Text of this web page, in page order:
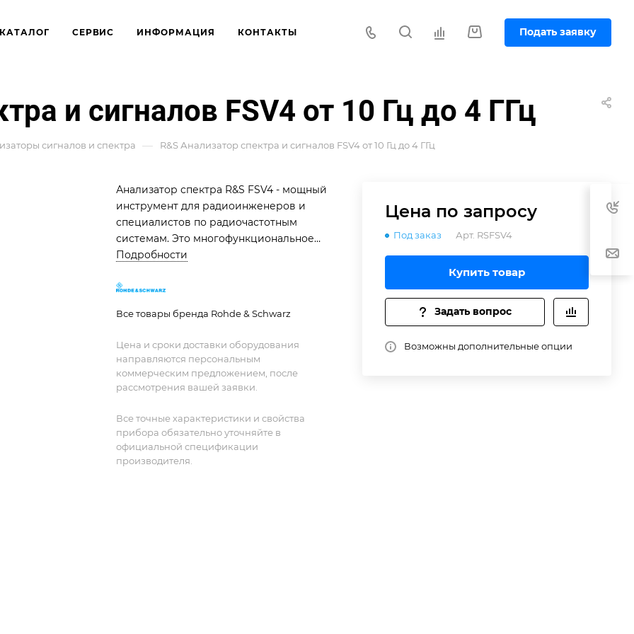
КАТАЛОГ СЕРВИС ИНФОРМАЦИЯ КОНТАКТЫ Подать заявку
и сигналов FSV4 от 10 Гц до 4 ГГц
сигналов и спектра — R&S Анализатор спектра и сигналов FSV4 от 10 Гц до 4 ГГц
Цена по запросу
Под заказ Арт. RSFSV4
Купить товар
Задать вопрос
Возможны дополнительные опции
Анализатор спектра R&S FSV4 - мощный
инструмент для радиоинженеров и
специалистов по радиочастотным
системам. Это многофункциональное
устройство позволяет выполнять
обслуживание радиочастотных систем
анализа спектра, генерации сигналов и
Подробности
Все товары бренда Rohde & Schwarz
Цена и сроки доставки оборудования
направляются персональным
коммерческим предложением, после
рассмотрения вашей заявки.
Все точные характеристики и свойства
прибора обязательно уточняйте в
официальной спецификации
производителя.